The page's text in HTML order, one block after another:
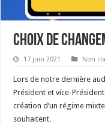
Choix de
17 juin 2021 Non
Lors de notre dernière
Président et vice-
création d’un régime
souhaitent.